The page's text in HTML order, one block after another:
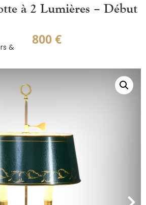
à 2 Lumières – Début
&
800€